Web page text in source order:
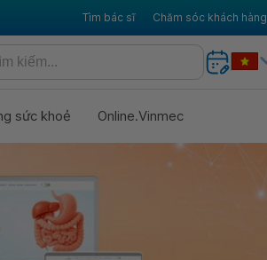
Tìm bác sĩ Chăm sóc khách hàng
sức khoẻ Online.Vinmec